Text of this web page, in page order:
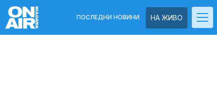
НА ЖИВО
ПОСЛЕДНИ НОВИНИ